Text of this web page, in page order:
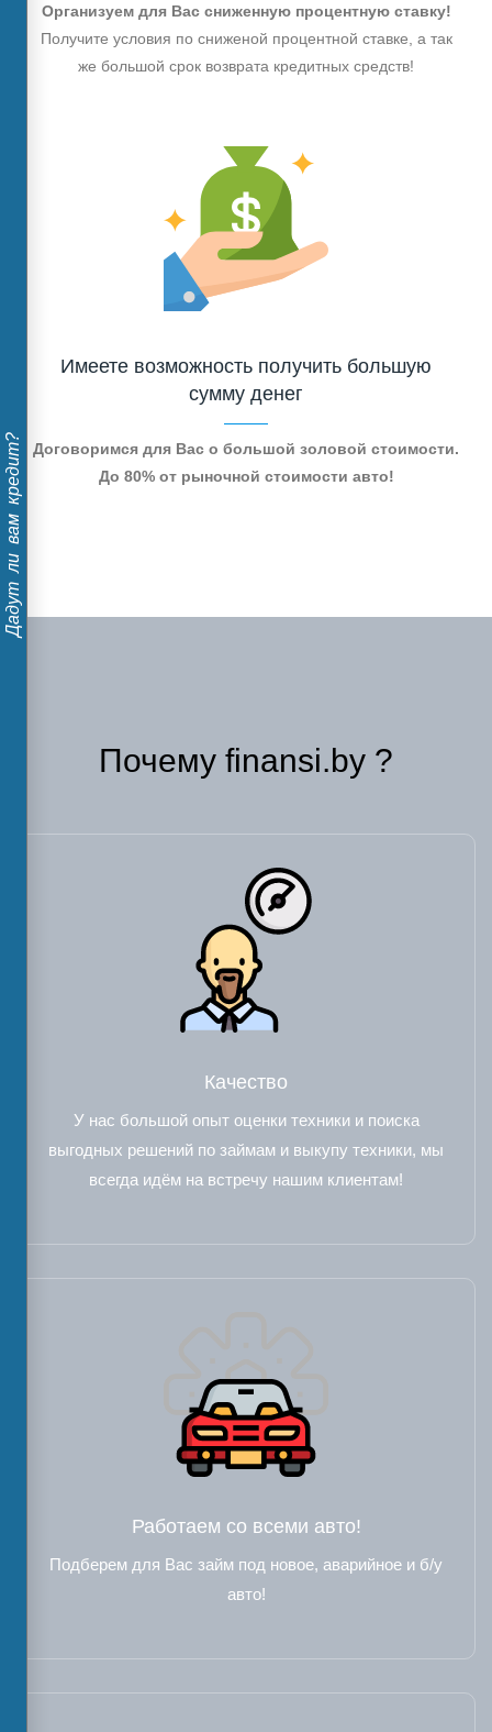
Дадут ли вам кредит?
Организуем для Вас сниженную процентную ставку!
Получите условия по сниженой процентной ставке, а так
же большой срок возврата кредитных средств!
Имеете возможность получить большую
сумму денег
Договоримся для Вас о большой золовой стоимости.
До 80% от рыночной стоимости авто!
Почему finansi.by ?
Качество
У нас большой опыт оценки техники и поиска
выгодных решений по займам и выкупу техники, мы
всегда идём на встречу нашим клиентам!
Работаем со всеми авто!
Подберем для Вас займ под новое, аварийное и б/у
авто!